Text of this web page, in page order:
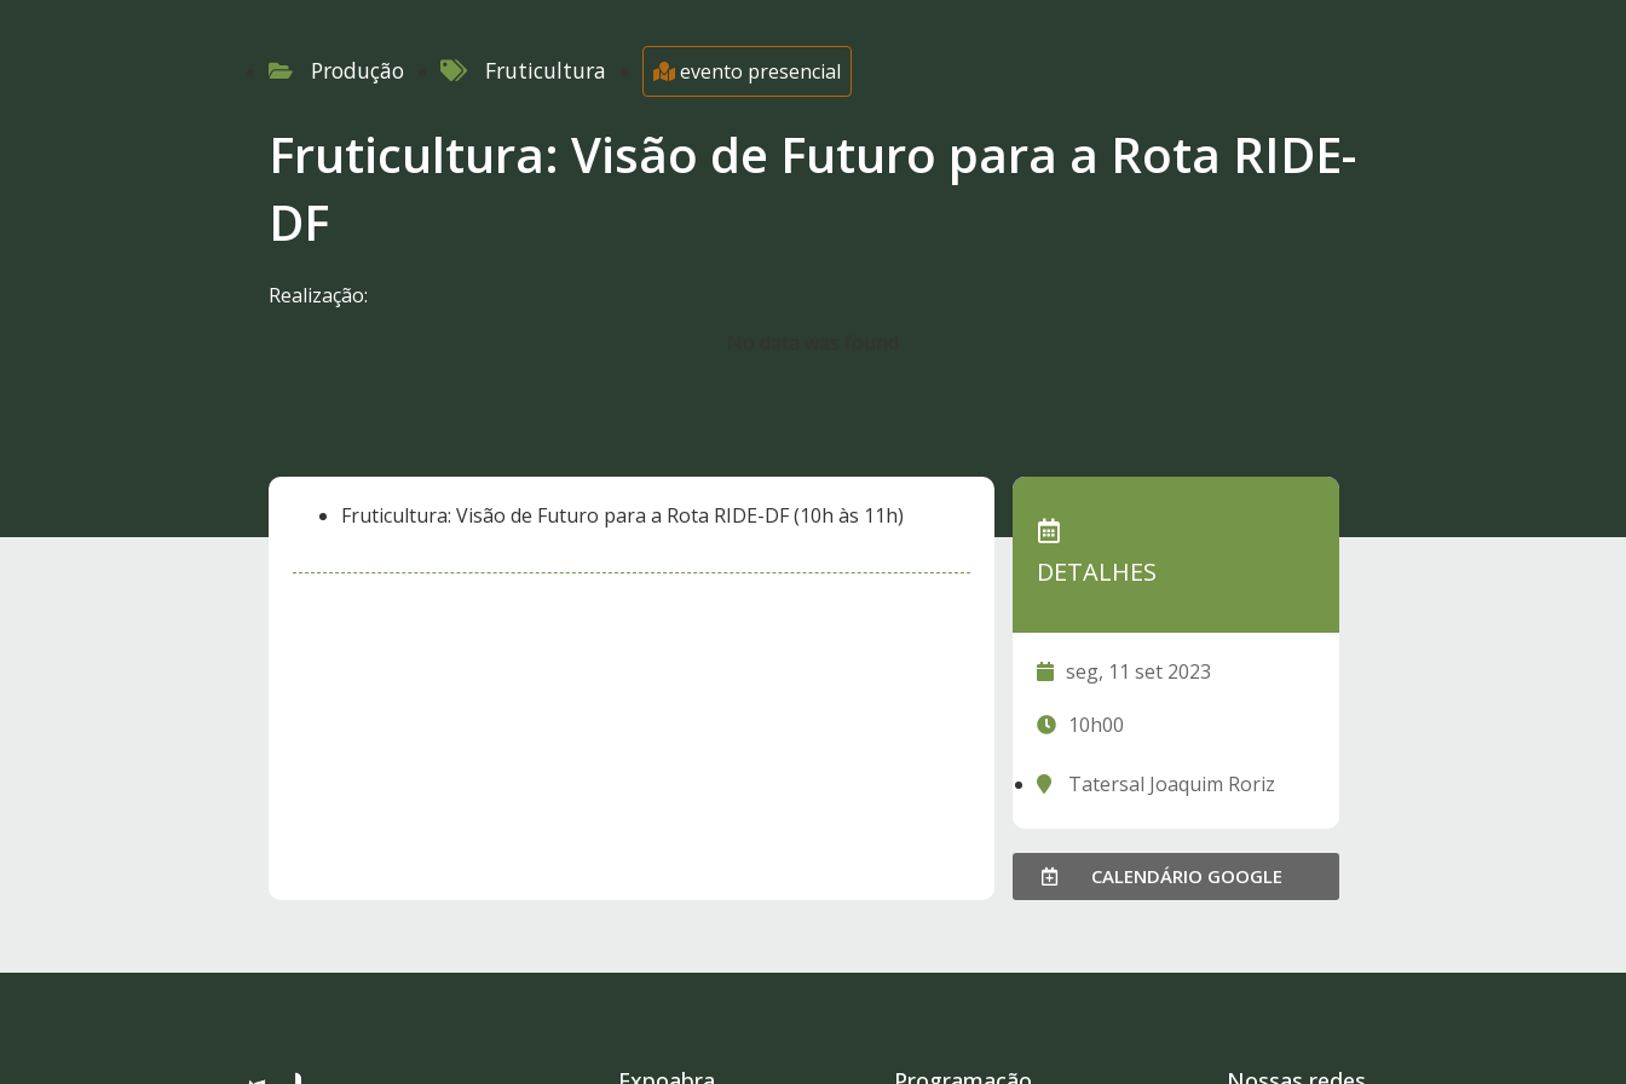
Produção Fruticultura evento presencial
Fruticultura: Visão de Futuro para a Rota RIDE-
DF
Realização:
Fruticultura: Visão de Futuro para a Rota RIDE-DF (10h às 11h)
DETALHES
seg, 11 set 2023
10h00
Tatersal Joaquim Roriz
CALENDÁRIO GOOGLE